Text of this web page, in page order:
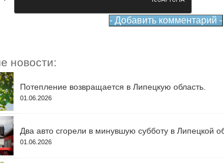
новости:
Потепление возвращается в Липецкую область.
01.06.2026
Два авто сгорели в минувшую субботу в Липецкой
01.06.2026